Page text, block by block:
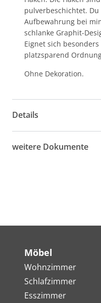
pulverbeschichtet.
Aufbewahrung bei
schlanke Graphit-
Eignet sich
platzsparend
Ohne Dekoration.
Details
weitere Dokumente
Möbel
Wohnzimmer
Schlafzimmer
Esszimmer